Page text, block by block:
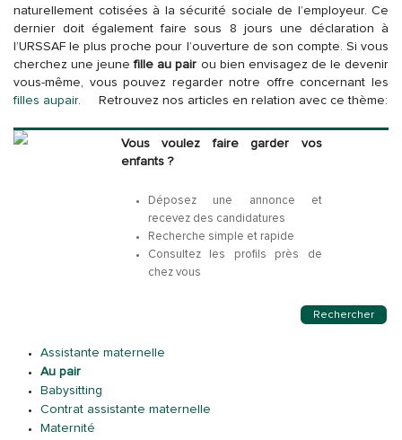
naturellement cotisées à la sécurité sociale de l’employeur. Ce
dernier doit également faire sous 8 jours une déclaration à
l’URSSAF le plus proche pour l’ouverture de son compte. Si vous
cherchez une jeunefille au pair ou bien envisagez de le devenir
vous-même, vous pouvez regarder notre offre concernant les
filles aupair.
Vous voulez faire garder vos
enfants ?
Déposez une annonce et
recevez des candidatures
Recherche simple et rapide
Consultez les profils près de
chez vous
Rechercher
Retrouvez nos articles en relation avec ce thème:
Assistante maternelle
Au pair
Babysitting
Contrat assistante maternelle
Maternité